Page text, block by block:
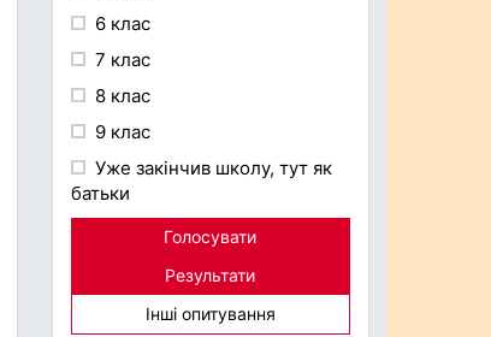
6 клас
7 клас
8 клас
9 клас
Уже закінчив школу, тут як
батьки
Голосувати
Результати
Інші опитування